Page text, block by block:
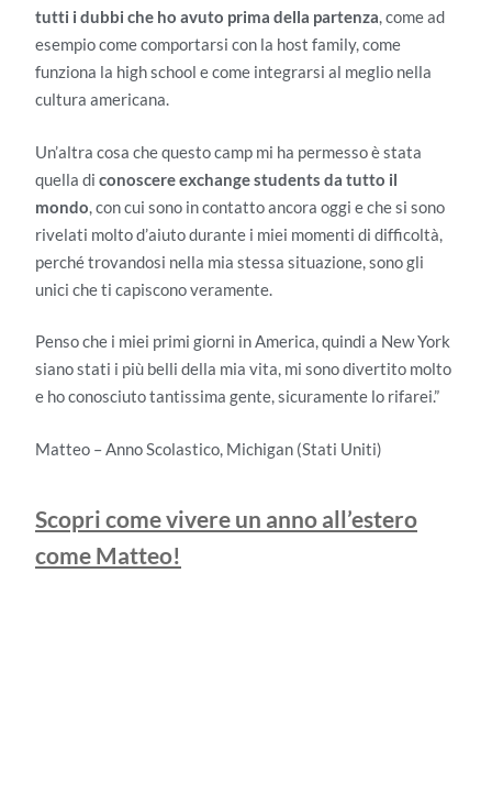
tutti i dubbi che ho avuto prima della partenza, come ad
esempio come comportarsi con la host family, come
funziona la high school e come integrarsi al meglio nella
cultura americana.
Un’altra cosa che questo camp mi ha permesso è stata
quella di conoscere exchange students da tutto il
mondo, con cui sono in contatto ancora oggi e che si sono
rivelati molto d’aiuto durante i miei momenti di difficoltà,
perché trovandosi nella mia stessa situazione, sono gli
unici che ti capiscono veramente.
Penso che i miei primi giorni in America, quindi a New York
siano stati i più belli della mia vita, mi sono divertito molto
e ho conosciuto tantissima gente, sicuramente lo rifarei.”
Matteo – Anno Scolastico, Michigan (Stati Uniti)
Scopri come vivere un anno all’estero
come Matteo!